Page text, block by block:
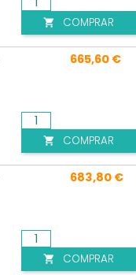
 COMPRAR
665,60 €
 COMPRAR
683,80 €
 COMPRAR